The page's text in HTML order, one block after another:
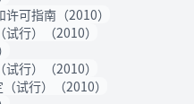
可指南（2010）
行）（2010）
行）（2010）
试行）（2010）